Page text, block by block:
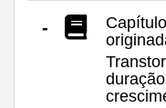
-